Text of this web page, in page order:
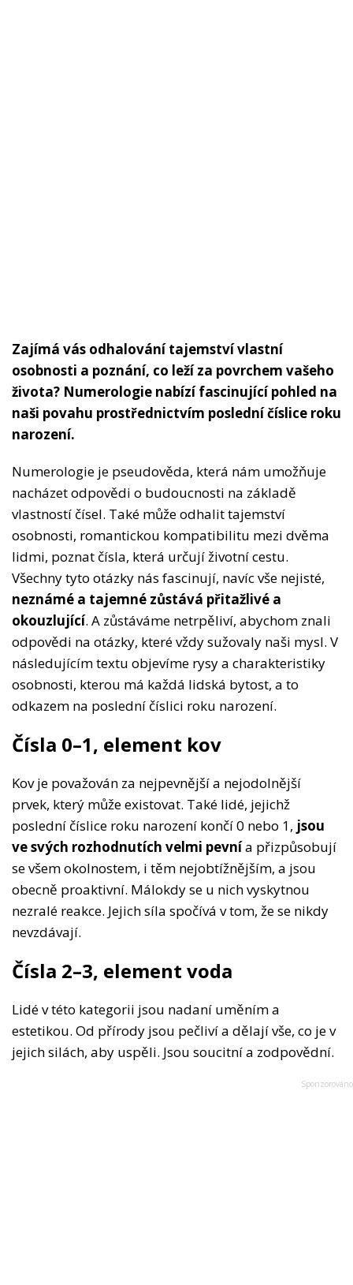
Zajímá vás odhalování tajemství vlastní
osobnosti a poznání, co leží za povrchem vašeho
života? Numerologie nabízí fascinující pohled na
naši povahu prostřednictvím poslední číslice roku
narození.
Numerologie je pseudověda, která nám umožňuje
nacházet odpovědi o budoucnosti na základě
vlastností čísel. Také může odhalit tajemství
osobnosti, romantickou kompatibilitu mezi dvěma
lidmi, poznat čísla, která určují životní cestu.
Všechny tyto otázky nás fascinují, navíc vše nejisté,
neznámé a tajemné zůstává přitažlivé a
okouzlující. A zůstáváme netrpěliví, abychom znali
odpovědi na otázky, které vždy sužovaly naši mysl. V
následujícím textu objevíme rysy a charakteristiky
osobnosti, kterou má každá lidská bytost, a to
odkazem na poslední číslici roku narození.
Čísla 0–1, element kov
Kov je považován za nejpevnější a nejodolnější
prvek, který může existovat. Také lidé, jejichž
poslední číslice roku narození končí 0 nebo 1, jsou
ve svých rozhodnutích velmi pevnía přizpůsobují
se všem okolnostem, i těm nejobtížnějším, a jsou
obecně proaktivní. Málokdy se u nich vyskytnou
nezralé reakce. Jejich síla spočívá v tom, že se nikdy
nevzdávají.
Čísla 2–3, element voda
Lidé v této kategorii jsou nadaní uměním a
estetikou. Od přírody jsou pečliví a dělají vše, co je v
jejich silách, aby uspěli. Jsou soucitní a zodpovědní.